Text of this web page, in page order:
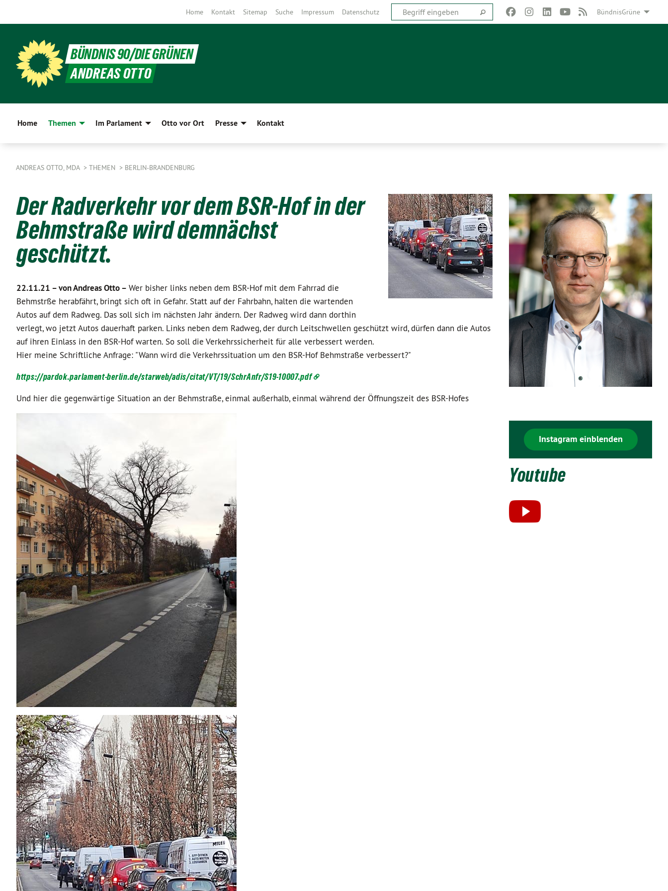
BündnisGrüne
Home Kontakt Sitemap Suche Impressum Datenschutz
BÜNDNIS 90/DIE GRÜNEN
ANDREAS OTTO
Home Themen Im Parlament Otto vor Ort Presse Kontakt
ANDREAS OTTO, MDA THEMEN BERLIN-BRANDENBURG
Der Radverkehr vor dem BSR-Hof in der
Behmstraße wird demnächst
geschützt.
22.11.21 –von Andreas Otto – Wer bisher links neben dem BSR-Hof mit dem Fahrrad die
Behmstrße herabfährt, bringt sich oft in Gefahr. Statt auf der Fahrbahn, halten die wartenden
Autos auf dem Radweg. Das soll sich im nächsten Jahr ändern. Der Radweg wird dann dorthin
verlegt, wo jetzt Autos dauerhaft parken. Links neben dem Radweg, der durch Leitschwellen geschützt wird, dürfen dann die Autos
auf ihren Einlass in den BSR-Hof warten. So soll die Verkehrssicherheit für alle verbessert werden.
Hier meine Schriftliche Anfrage: "Wann wird die Verkehrssituation um den BSR-Hof Behmstraße verbessert?"
https://pardok.parlament-berlin.de/starweb/adis/citat/VT/19/SchrAnfr/S19-10007.pdf
Und hier die gegenwärtige Situation an der Behmstraße, einmal außerhalb, einmal während der Öffnungszeit des BSR-Hofes
Instagram einblenden
Youtube